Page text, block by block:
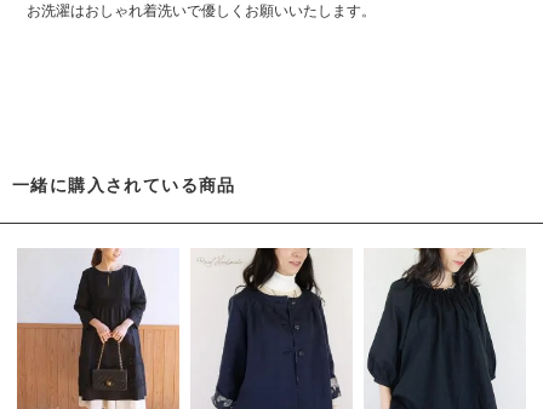
お洗濯はおしゃれ着洗いで優しくお願いいたします。
一緒に購入されている商品